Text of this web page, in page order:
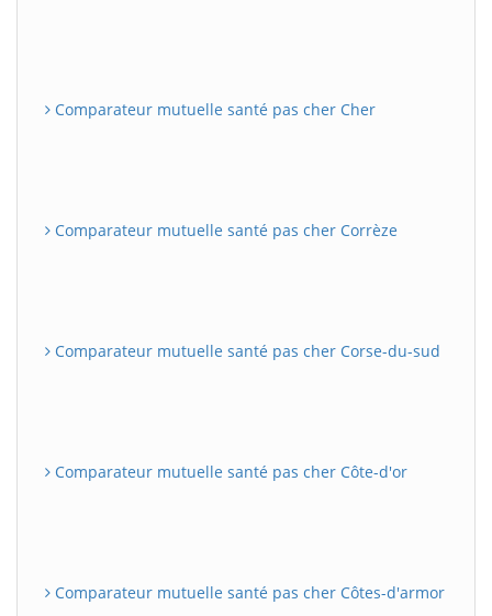
Comparateur mutuelle santé pas cher Cher
Comparateur mutuelle santé pas cher Corrèze
Comparateur mutuelle santé pas cher Corse-du-sud
Comparateur mutuelle santé pas cher Côte-d'or
Comparateur mutuelle santé pas cher Côtes-d'armor